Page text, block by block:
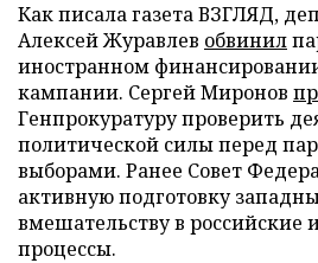
Как писала газета ВЗГЛЯД,
Алексей Журавлев обвинил
иностранном
кампании. Сергей Миронов
Генпрокуратуру проверить
политической силы перед
выборами. Ранее Совет
активную подготовку
вмешательству в российские
процессы.